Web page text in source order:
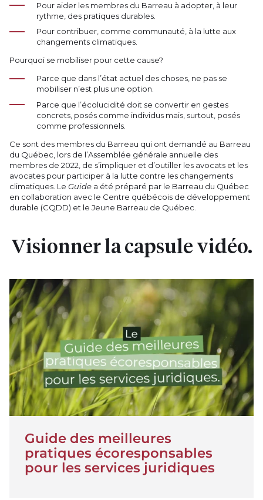
Pour aider les membres du Barreau à adopter, à leur
rythme, des pratiques durables.
Pour contribuer, comme communauté, à la lutte aux
changements climatiques.
Pourquoi se mobiliser pour cette cause?
Parce que dans l’état actuel des choses, ne pas se
mobiliser n’est plus une option.
Parce que l’écolucidité doit se convertir en gestes
concrets, posés comme individus mais, surtout, posés
comme professionnels.
Ce sont des membres du Barreau qui ont demandé au Barreau
du Québec, lors de l’Assemblée générale annuelle des
membres de 2022, de s’impliquer et d’outiller les avocats et les
avocates pour participer à la lutte contre les changements
climatiques. LeGuide a été préparé par le Barreau du Québec
en collaboration avec le Centre québécois de développement
durable (CQDD) et le Jeune Barreau de Québec.
Visionner la capsule vidéo.
Jouer la vidéo
Guide des meilleures
pratiques écoresponsables
pour les services juridiques